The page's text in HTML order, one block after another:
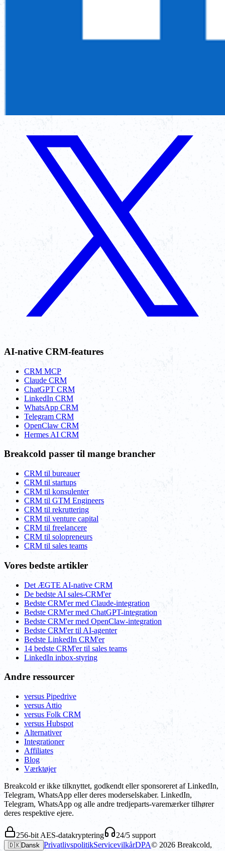
AI-native CRM-features
CRM MCP
Claude CRM
ChatGPT CRM
LinkedIn CRM
WhatsApp CRM
Telegram CRM
OpenClaw CRM
Hermes AI CRM
Breakcold passer til mange brancher
CRM til bureauer
CRM til startups
CRM til konsulenter
CRM til GTM Engineers
CRM til rekruttering
CRM til venture capital
CRM til freelancere
CRM til solopreneurs
CRM til sales teams
Vores bedste artikler
Det ÆGTE AI-native CRM
De bedste AI sales-CRM'er
Bedste CRM'er med Claude-integration
Bedste CRM'er med ChatGPT-integration
Bedste CRM'er med OpenClaw-integration
Bedste CRM'er til AI-agenter
Bedste LinkedIn CRM'er
14 bedste CRM'er til sales teams
LinkedIn inbox-styring
Andre ressourcer
versus Pipedrive
versus Attio
versus Folk CRM
versus Hubspot
Alternativer
Integrationer
Affiliates
Blog
Værktøjer
Breakcold er ikke tilknyttet, godkendt eller sponsoreret af LinkedIn,
Telegram, WhatsApp eller deres moderselskaber. LinkedIn,
Telegram, WhatsApp og alle andre tredjeparts-varemærker tilhører
deres respektive ejere.
256-bit AES-datakryptering 24/5 support
🇩🇰Dansk PrivatlivspolitikServicevilkårDPA© 2026 Breakcold,